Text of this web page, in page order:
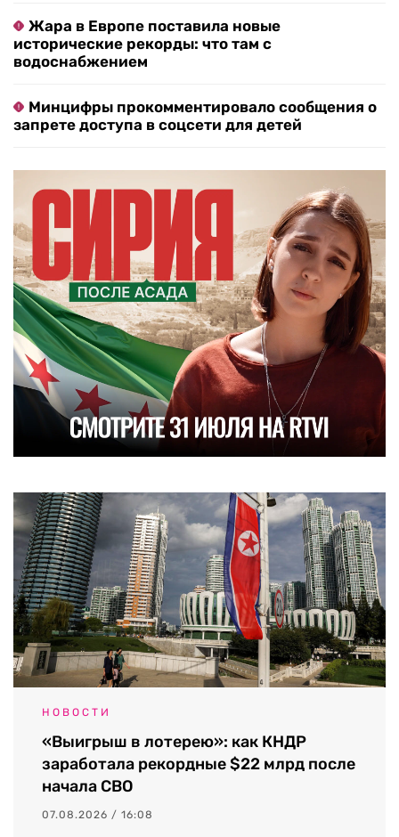
Жара в Европе поставила новые
исторические рекорды: что там с
водоснабжением
Минцифры прокомментировало сообщения о
запрете доступа в соцсети для детей
НОВОСТИ
«Выигрыш в лотерею»: как КНДР
заработала рекордные $22 млрд после
начала СВО
07.08.2026 / 16:08